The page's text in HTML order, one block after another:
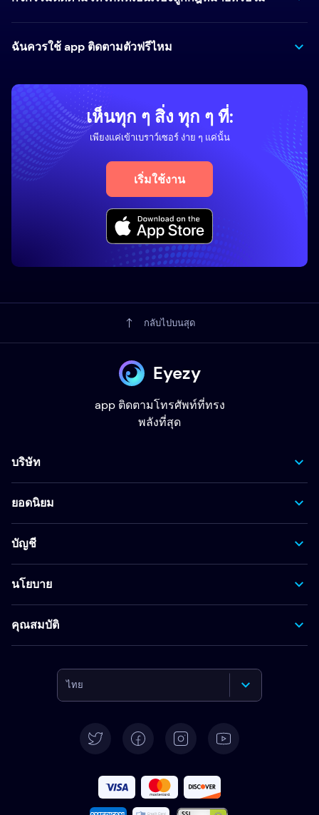
ฉันควรใช้ app ติดตามตัวฟรีไหม
เห็นทุก ๆ สิ่ง ทุก ๆ ที่:
เพียงแค่เข้าเบราว์เซอร์ ง่าย ๆ แค่นั้น
เริ่มใช้งาน
กลับไปบนสุด
Eyezy
app ติดตามโทรศัพท์ที่ทรง
พลังที่สุด
บริษัท
ยอดนิยม
บัญชี
นโยบาย
คุณสมบัติ
ไทย
Deutsch
Español